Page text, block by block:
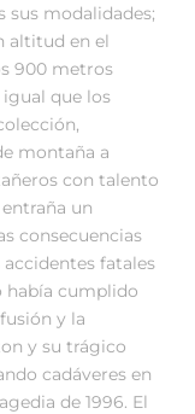
modalidades;
altitud en el
900 metros
igual que los
montaña a
con talento
un
consecuencias
fatales
había cumplido
y la
y su trágico
cadáveres en
de 1996. El